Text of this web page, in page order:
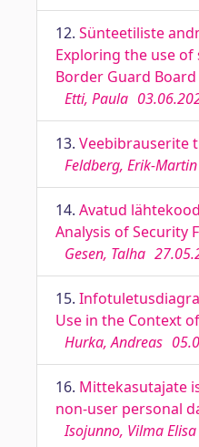
12. Sünteetiliste
Exploring the use
Border Guard Board
Etti, Paula
13. Veebibrauserite
Feldberg, Erik-Martin
14. Avatud
Analysis of Security
Gesen, Talha
15.
Use in the Context
Hurka, Andreas
16. Mittekasutajate
non-user personal
Isojunno, Vilma